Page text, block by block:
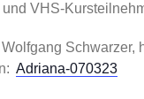
VHS-
Schwarzer,
Adriana-070323